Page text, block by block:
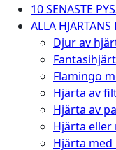
10 SENASTE
ALLA HJÄRTANS
Djur av
Flamingo
Hjärta av
Hjärta av
Hjärta eller
Hjärta